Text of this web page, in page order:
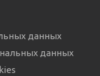
данных
данных